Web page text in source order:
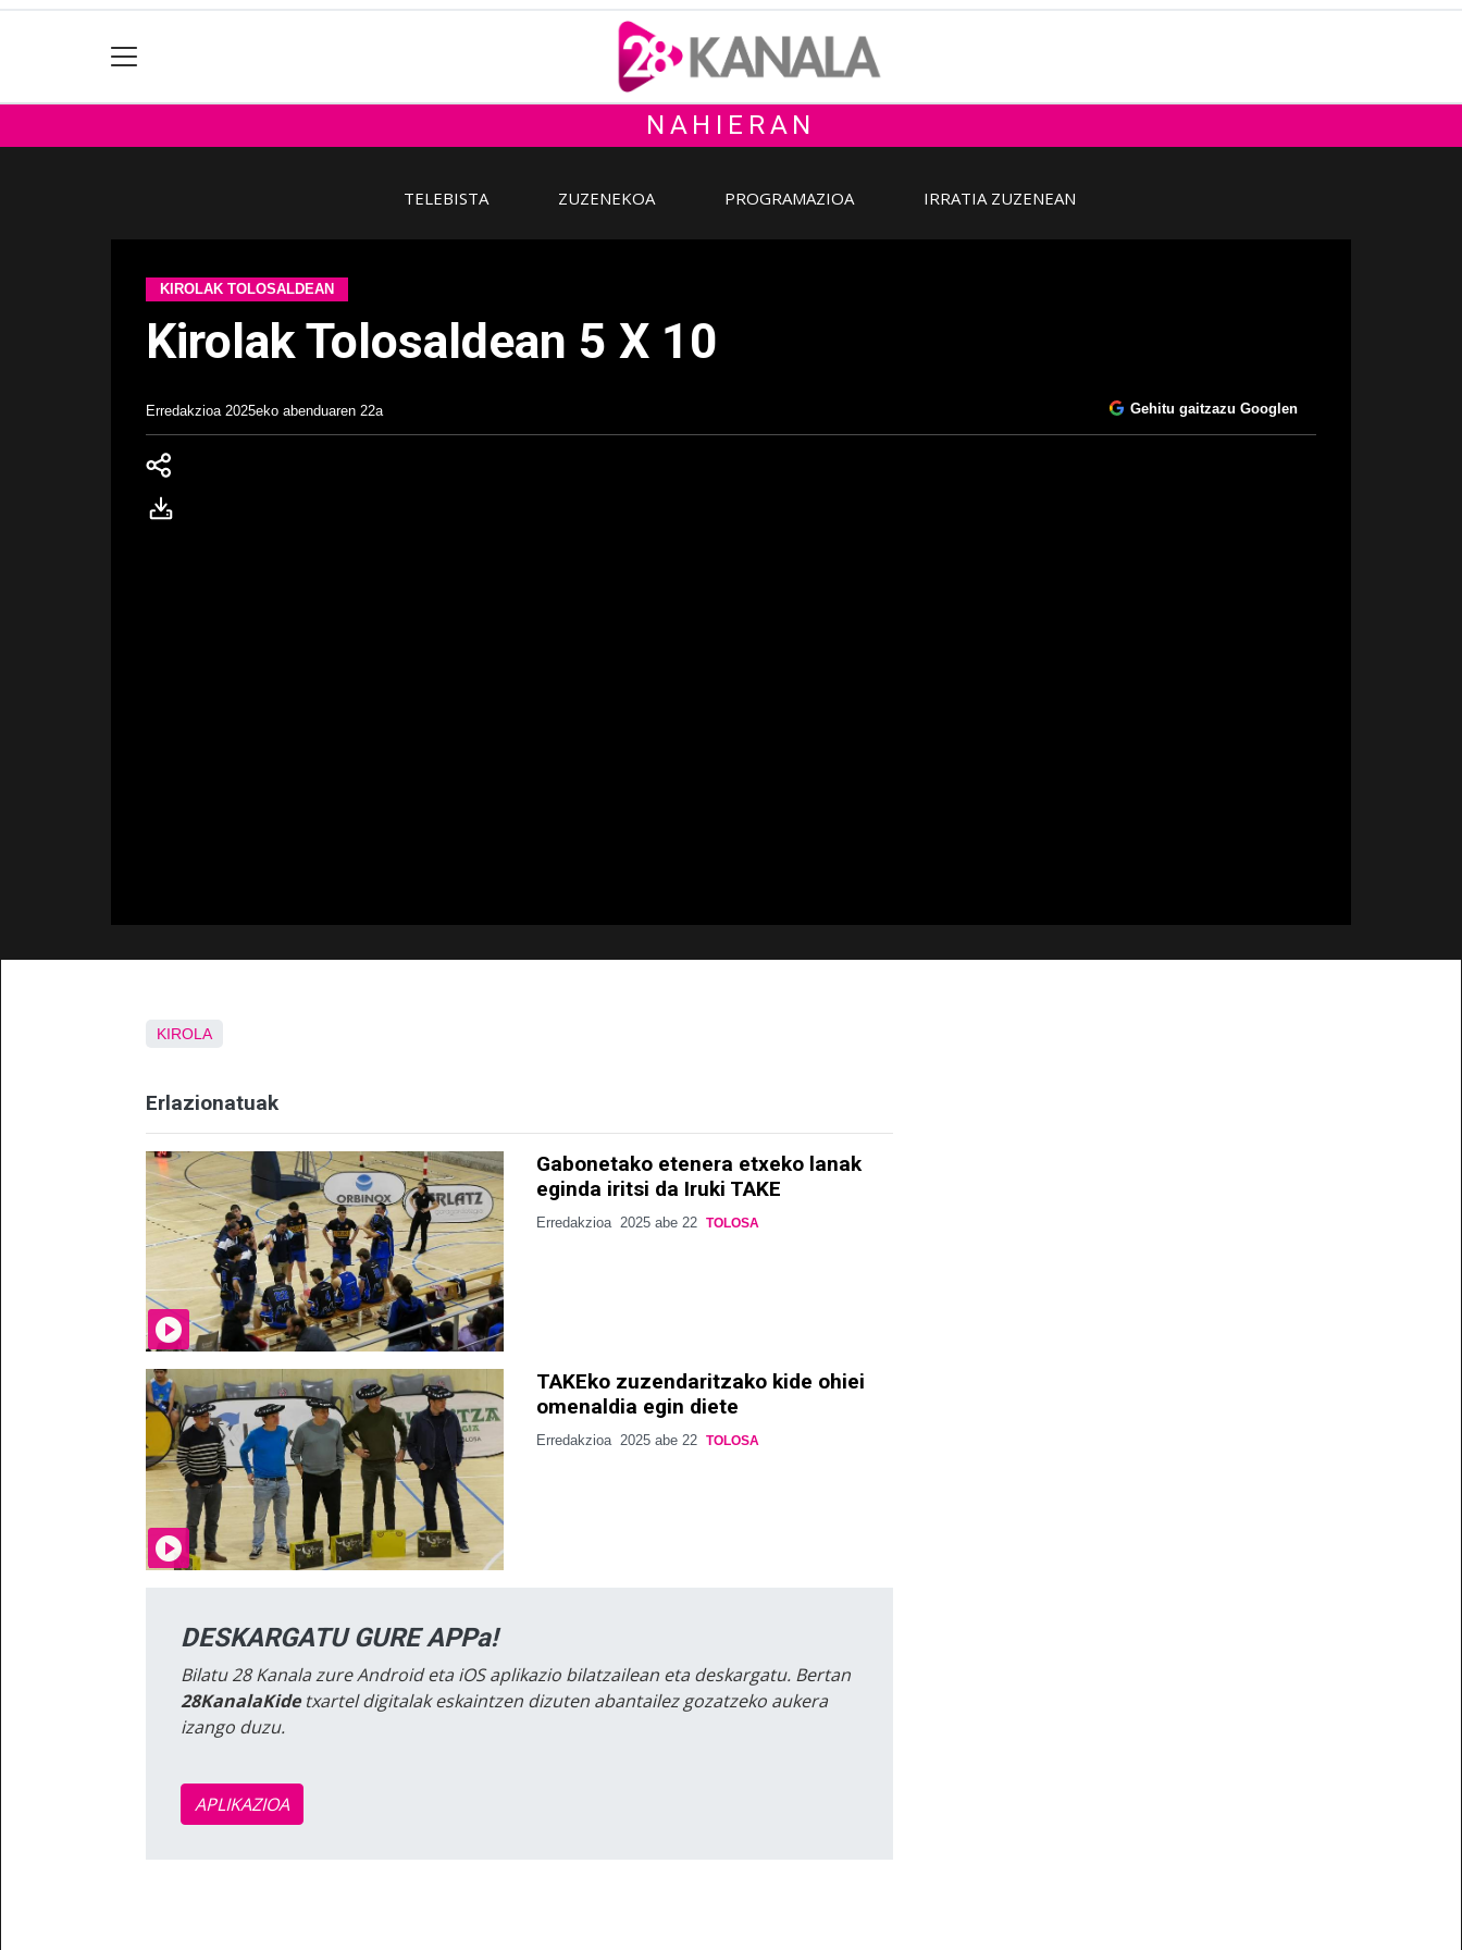
NAHIERAN
TELEBISTA ZUZENEKOA PROGRAMAZIOA IRRATIA ZUZENEAN
KIROLAK TOLOSALDEAN
Kirolak Tolosaldean 5 X 10
Erredakzioa 2025eko abenduaren 22a Gehitu gaitzazu Googlen
KIROLA
Erlazionatuak
Gabonetako etenera etxeko lanak
eginda iritsi da Iruki TAKE
Erredakzioa 2025 abe 22 TOLOSA
TAKEko zuzendaritzako kide ohiei
omenaldia egin diete
Erredakzioa 2025 abe 22 TOLOSA
DESKARGATU GURE APPa!
Bilatu 28 Kanala zure Android eta iOS aplikazio bilatzailean eta deskargatu. Bertan
28KanalaKidetxartel digitalak eskaintzen dizuten abantailez gozatzeko aukera
izango duzu.
APLIKAZIOA